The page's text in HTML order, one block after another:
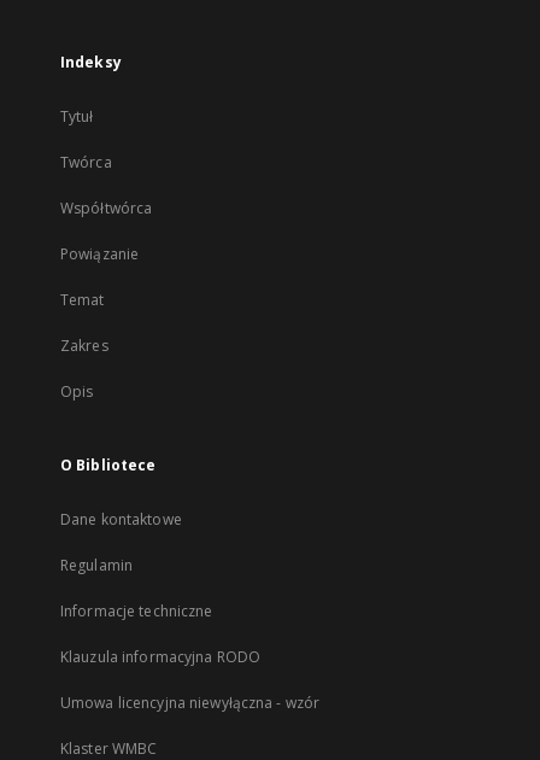
Indeksy
Tytuł
Twórca
Współtwórca
Powiązanie
Temat
Zakres
Opis
O Bibliotece
Dane kontaktowe
Regulamin
Informacje techniczne
Klauzula informacyjna RODO
Umowa licencyjna niewyłączna - wzór
Klaster WMBC